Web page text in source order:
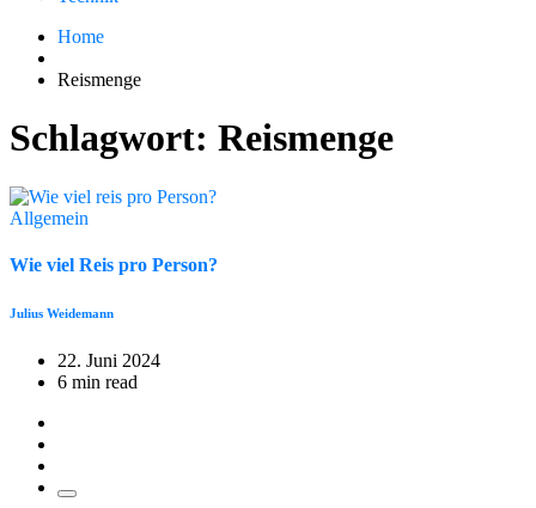
Home
Reismenge
Schlagwort: Reismenge
Allgemein
Wie viel Reis pro Person?
Julius Weidemann
22. Juni 2024
6 min read